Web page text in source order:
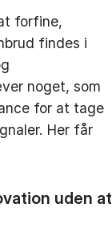
forfine,
findes i
noget, som
for at tage
Her får
uden at